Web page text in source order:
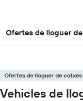
Ofertes de lloguer
Ofertes de lloguer de cotxes
Vehicles de